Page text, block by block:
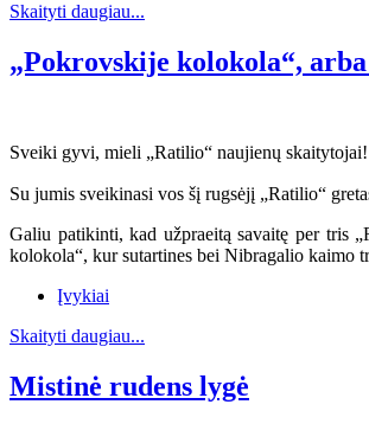
Skaityti daugiau...
„Pokrovskije kolokola“,
Sveiki gyvi, mieli „Ratilio“ naujienų skaitytojai!
Su jumis sveikinasi vos šį rugsėjį „Ratilio“
Galiu patikinti, kad užpraeitą savaitę per tris
kolokola“, kur sutartines bei Nibragalio kaimo
Įvykiai
Skaityti daugiau...
Mistinė rudens lygė